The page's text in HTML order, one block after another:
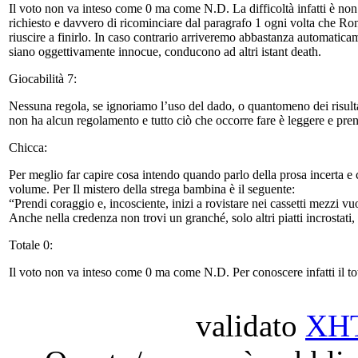
Il voto non va inteso come 0 ma come N.D. La difficoltà infatti è
richiesto e davvero di ricominciare dal paragrafo 1 ogni volta che
riuscire a finirlo. In caso contrario arriveremo abbastanza
siano oggettivamente innocue, conducono ad altri istant death.
Giocabilità 7:
Nessuna regola, se ignoriamo l’uso del dado, o quantomeno dei
non ha alcun regolamento e tutto ciò che occorre fare è leggere e
Chicca:
Per meglio far capire cosa intendo quando parlo della prosa incerta
volume. Per Il mistero della strega bambina è il seguente:
“Prendi coraggio e, incosciente, inizi a rovistare nei cassetti mezzi
Anche nella credenza non trovi un granché, solo altri piatti
Totale 0:
Il voto non va inteso come 0 ma come N.D. Per conoscere infatti il
validato